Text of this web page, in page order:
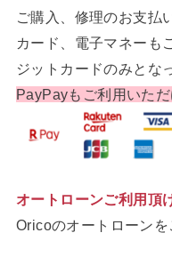
ご購入、修理のお支払
カード、電子マネーも
ジットカードのみとな
PayPayもご利用いただ
オートローンご利用頂
Oricoのオートローンを